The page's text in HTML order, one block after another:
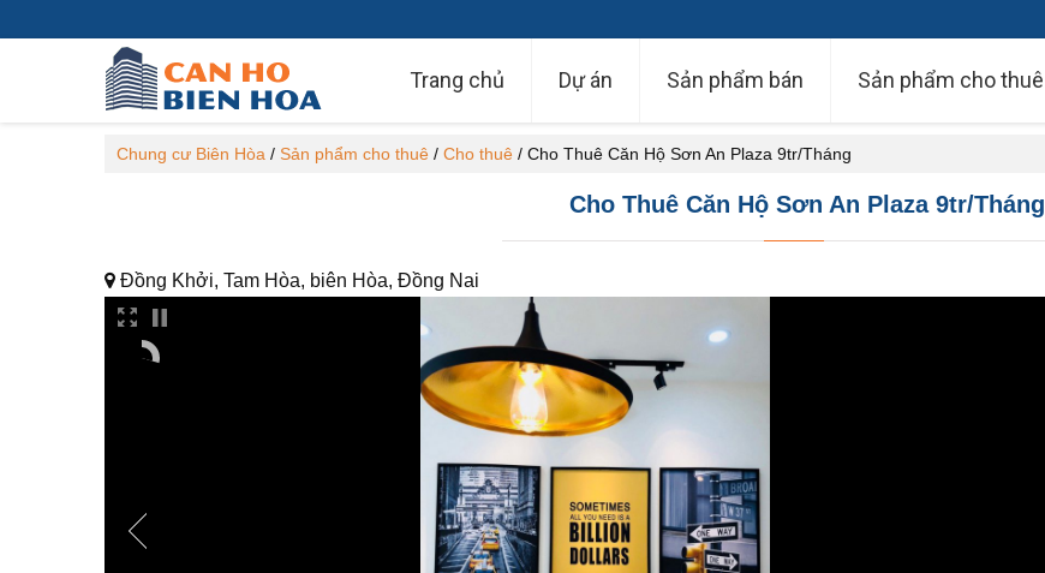
Trang chủ Dự án Sản phẩm bán Sản phẩm cho thuê
Chung cư Biên Hòa / Sản phẩm cho thuê / Cho thuê / Cho Thuê Căn Hộ Sơn An Plaza 9tr/Tháng
Cho Thuê Căn Hộ Sơn An Plaza 9tr/Tháng
Đồng Khởi, Tam Hòa, biên Hòa, Đồng Nai